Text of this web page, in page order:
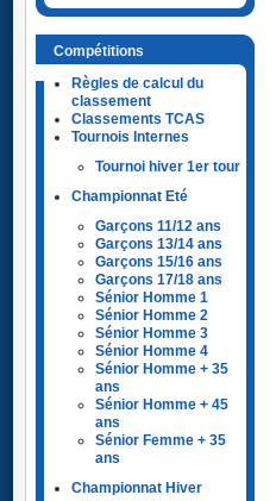
Compétitions
Règles de calcul du
classement
Classements TCAS
Tournois Internes
Tournoi hiver 1er tour
Championnat Eté
Garçons 11/12 ans
Garçons 13/14 ans
Garçons 15/16 ans
Garçons 17/18 ans
Sénior Homme 1
Sénior Homme 2
Sénior Homme 3
Sénior Homme 4
Sénior Homme + 35
ans
Sénior Homme + 45
ans
Sénior Femme + 35
ans
Championnat Hiver